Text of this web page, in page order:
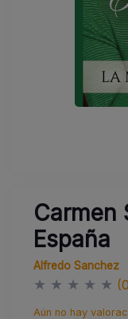
Carmen
España
Alfredo Sanchez
★ ★ ★ ★ ★
Aún no hay